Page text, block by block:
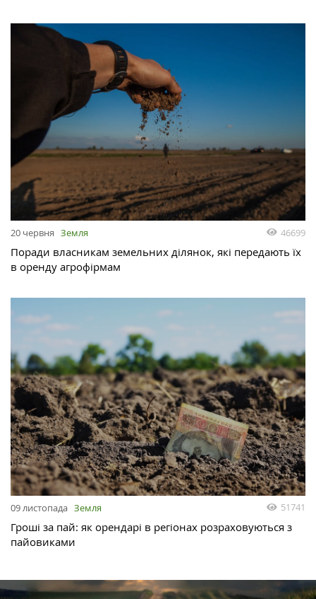
20 червня Земля 46699
Поради власникам земельних ділянок, які передають їх
в оренду агрофірмам
09 листопада Земля 51741
Гроші за пай: як орендарі в регіонах розраховуються з
пайовиками